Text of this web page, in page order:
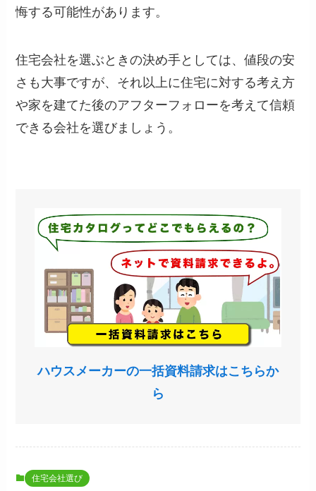
悔する可能性があります。
住宅会社を選ぶときの決め手としては、値段の安
さも大事ですが、それ以上に住宅に対する考え方
や家を建てた後のアフターフォローを考えて信頼
できる会社を選びましょう。
ハウスメーカーの一括資料請求はこちらか
ら
住宅会社選び